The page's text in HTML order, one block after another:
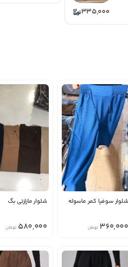
335,000
شلوار سوفیا کمر ماسوله
360,000 تومان
شلوار مازارتی بگ
580,000 تومان